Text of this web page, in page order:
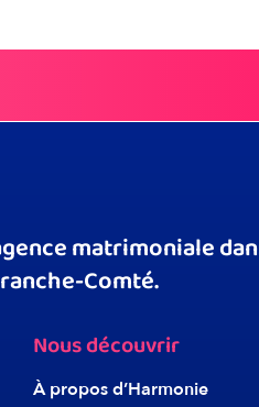
matrimoniale
Comté.
Nous découvrir
À propos d’Harmonie